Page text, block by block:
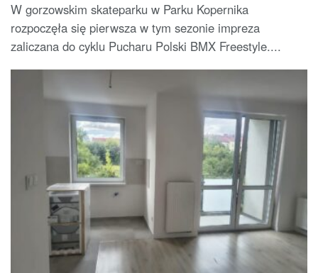
W gorzowskim skateparku w Parku Kopernika
rozpoczęła się pierwsza w tym sezonie impreza
zaliczana do cyklu Pucharu Polski BMX Freestyle....